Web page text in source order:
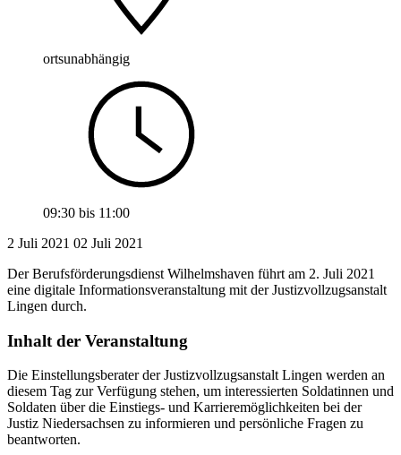
ortsunabhängig
09:30 bis 11:00
2 Juli 2021 02 Juli 2021
Der Berufsförderungsdienst Wilhelmshaven führt am 2. Juli 2021
eine digitale Informationsveranstaltung mit der Justizvollzugsanstalt
Lingen durch.
Inhalt der Veranstaltung
Die Einstellungsberater der Justizvollzugsanstalt Lingen werden an
diesem Tag zur Verfügung stehen, um interessierten Soldatinnen und
Soldaten über die Einstiegs- und Karrieremöglichkeiten bei der
Justiz Niedersachsen zu informieren und persönliche Fragen zu
beantworten.